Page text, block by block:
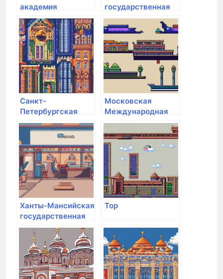
академия
народного
хозяйства и
государственной
службы при
Президенте РФ
государственная
медицинская
академия
Санкт-
Петербургская
Юридическая
Академия
Московская
Международная
Академия
Ханты-Мансийская
государственная
медицинская
академия
Top